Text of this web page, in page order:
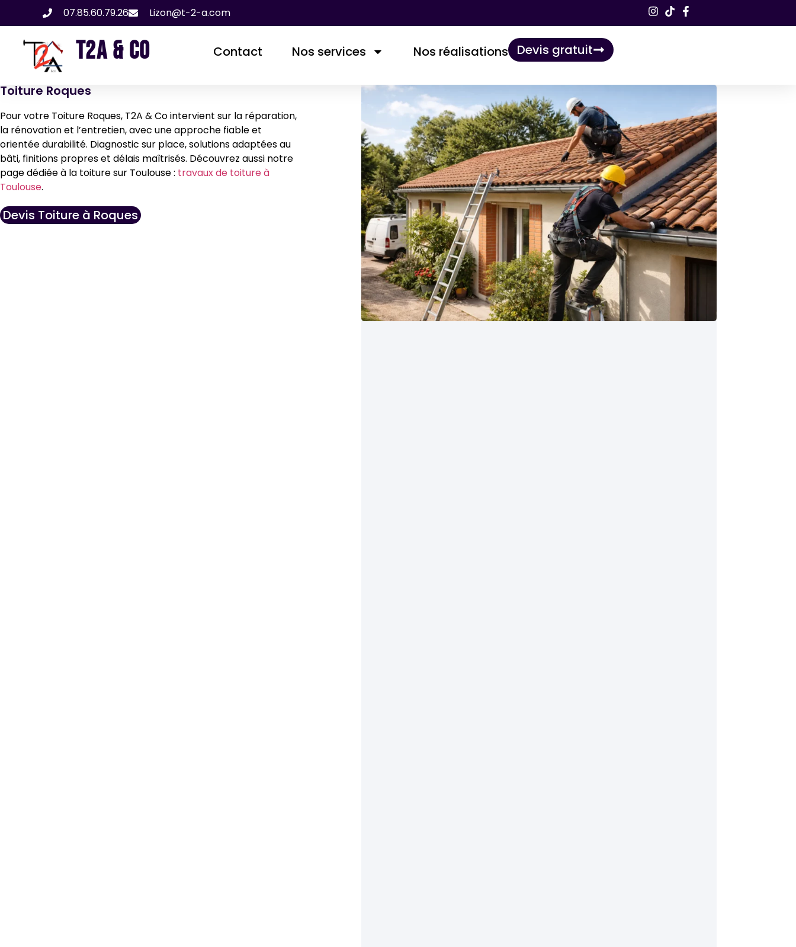
07.85.60.79.26 Lizon@t-2-a.com
T2A & CO Contact Nos services Nos réalisations​ Devis gratuit
Toiture Roques
Pour votre Toiture Roques, T2A & Co intervient sur la réparation,
la rénovation et l’entretien, avec une approche fiable et
orientée durabilité. Diagnostic sur place, solutions adaptées au
bâti, finitions propres et délais maîtrisés. Découvrez aussi notre
page dédiée à la toiture sur Toulouse : travaux de toiture à
Toulouse.
Devis Toiture à Roques